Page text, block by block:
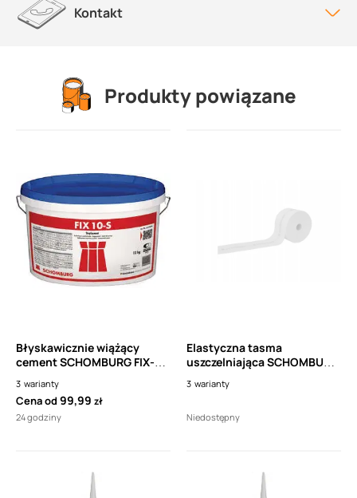
Kontakt
Produkty powiązane
Błyskawicznie wiążący
cement SCHOMBURG FIX-
3 warianty
Cena od99,99 zł
24 godziny
Elastyczna tasma
uszczelniająca SCHOMBURG
12cm
3 warianty
Niedostępny